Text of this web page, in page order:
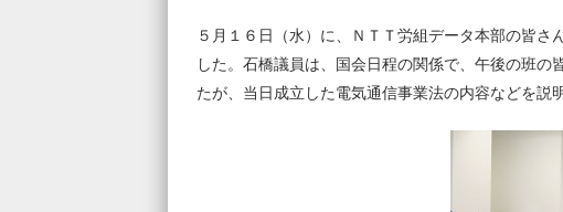
５月１６日（水）に、ＮＴＴ労組データ本部の皆
した。石橋議員は、国会日程の関係で、午後の班
たが、当日成立した電気通信事業法の内容などを説